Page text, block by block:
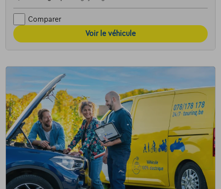
Comparer
Voir le véhicule